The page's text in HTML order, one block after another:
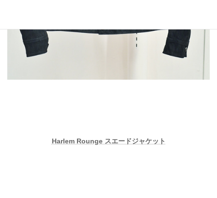
Harlem Rounge スエードジャケット